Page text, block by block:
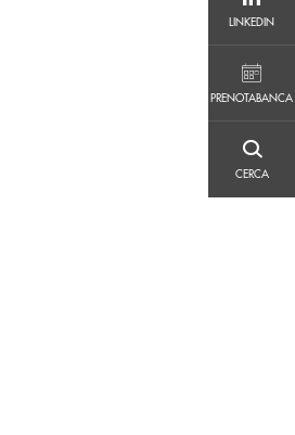
LINKEDIN
PRENOTABANCA
CERCA